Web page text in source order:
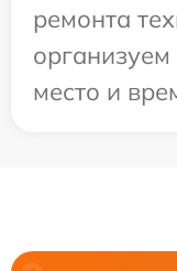
ремонта
место и